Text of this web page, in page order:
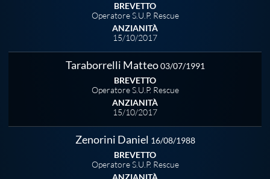
BREVETTO
Operatore S.U.P. Rescue
ANZIANITÀ
15/10/2017
Taraborrelli Matteo03/07/1991
BREVETTO
Operatore S.U.P. Rescue
ANZIANITÀ
15/10/2017
Zenorini Daniel 16/08/1988
BREVETTO
Operatore S.U.P. Rescue
ANZIANITÀ